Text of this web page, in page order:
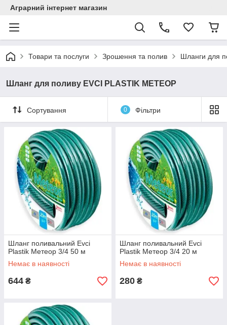
Аграрний інтернет магазин
Товари та послуги Зрошення та полив Шланги для
Шланг для поливу EVCI PLASTIK МЕТЕОР
Сортування 0 Фільтри
Шланг поливальний Evci
Plastik Метеор 3/4 50 м
Немає в наявності
644 ₴
Шланг поливальний Evci
Plastik Метеор 3/4 20 м
Немає в наявності
280 ₴